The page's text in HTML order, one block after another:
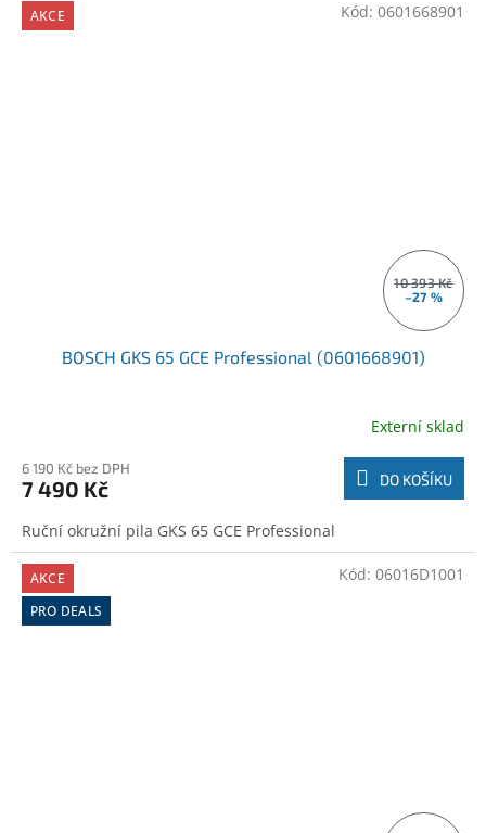
AKCE
10 393 Kč
–27 %
BOSCH GKS 65 GCE Professional (0601668901)
Externí sklad
6 190 Kč bez DPH
7 490 Kč DO KOŠÍKU
Ruční okružní pila GKS 65 GCE Professional
Kód: 0601668901
AKCE
PRO DEALS
Kód: 06016D1001